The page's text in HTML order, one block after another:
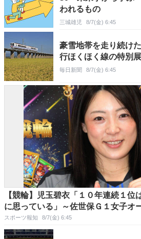
われるもの
三城雄児 8/7(金) 6:45
豪雪地帯を走り続け
行ほくほく線の特別展
毎日新聞 8/7(金) 6:45
【競輪】児玉碧衣「１０年連続１位
に思っている」～佐世保Ｇ１女子オ
スポーツ報知 8/7(金) 6:45